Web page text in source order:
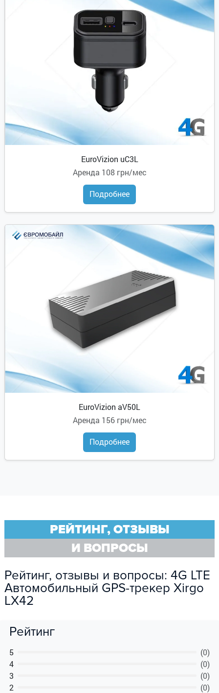
EuroVizion uC3L
Аренда 108 грн/мес
Подробнее
EuroVizion aV50L
Аренда 156 грн/мес
Подробнее
РЕЙТИНГ, ОТЗЫВЫ
И ВОПРОСЫ
Рейтинг, отзывы и вопросы: 4G LTE
Автомобильный GPS-трекер Xirgo
LX42
Рейтинг
5
(0)
4
(0)
3
(0)
2
(0)